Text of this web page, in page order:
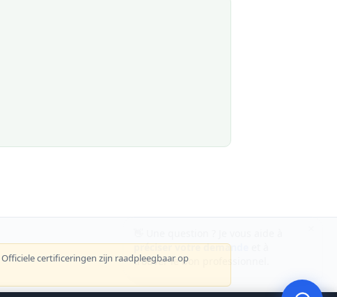
certificeringen zijn raadpleegbaar op
×
préciser votre demande
trouver le bon professionnel.